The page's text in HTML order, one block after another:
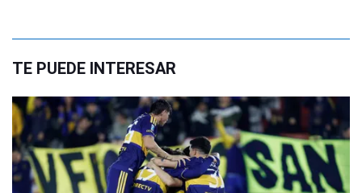
TE PUEDE INTERESAR